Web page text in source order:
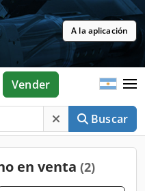
A la aplicación
Buscar
Vender
en venta (2)